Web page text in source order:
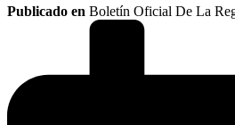
Publicado en Boletín Oficial De La